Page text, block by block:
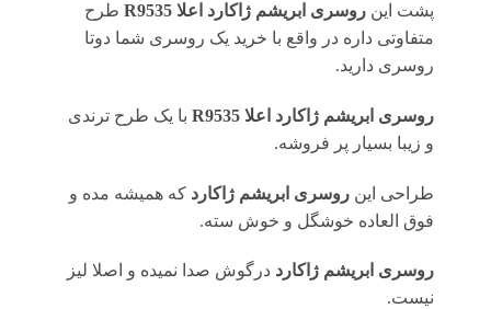
پشت این روسری ابریشم ژاکارد اعلا R9535
طرح
متفاوتی داره در واقع با خرید یک روسری شما دوتا
روسری دارید.
روسری ابریشم ژاکارد اعلا R9535
با یک طرح ترندی
و زیبا بسیار پر فروشه.
طراحی این روسری ابریشم ژاکارد که همیشه مده و
فوق العاده خوشگل و خوش سته.
روسری ابریشم ژاکارد درگوش صدا نمیده و اصلا لیز
نیست.